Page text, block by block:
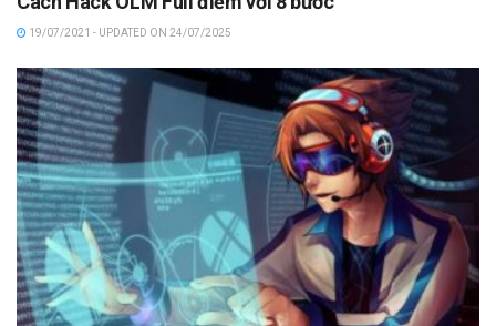
19/07/2021 - UPDATED ON 24/07/2025